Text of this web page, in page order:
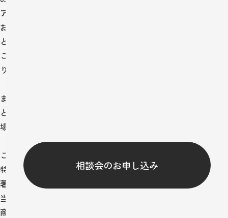
アクセスログ・クッキー等について
お客様がどのように当ウェブサイトへアクセスされたか？な
ど、ログの記録を行っております。
このデータは当ウェブサイトの充実をはかるために利用してお
ります。
また、お客様が一層便利に活用していただけるよう、Cookieな
どの技術でセッション管理や利用状況に関する情報を収集する
場合がございます。
これらの利用にあたっては事前のことわりがない限り、個人を
特定可能な情報と組み合わせて利用することはありません。
著作権その他知的財産権について
当ウェブサイト上に掲載されている情報(文章・ロゴ・商標・
商号・写真・イラスト・データ等を含むが、それらに限らな
相談会のお申し込み